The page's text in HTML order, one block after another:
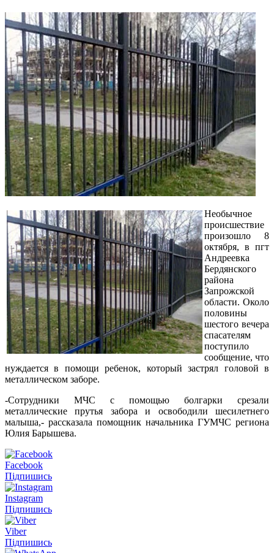
Необычное
происшествие
произошло 8
октября, в пгт
Андреевка
Бердянского
района
Запрожской
области. Около
половины
шестого вечера
спасателям
поступило
сообщение, что
нуждается в помощи ребенок, который застрял головой в
металлическом заборе.
-Сотрудники МЧС с помощью болгарки срезали
металлические прутья забора и освободили шесилетнего
малыша,- рассказала помощник начальника ГУМЧС региона
Юлия Барышева.
Facebook
Підпишись
Instagram
Підпишись
Viber
Підпишись